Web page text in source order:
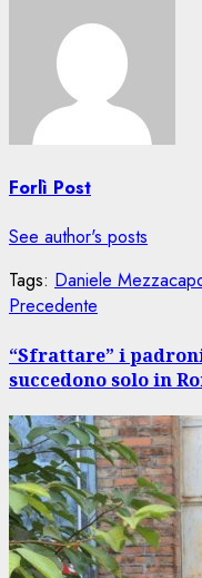
Forlì Post
See author's posts
Tags: Daniele
Navigazione
articolo
Precedente
“Sfrattare” i
succedono solo in